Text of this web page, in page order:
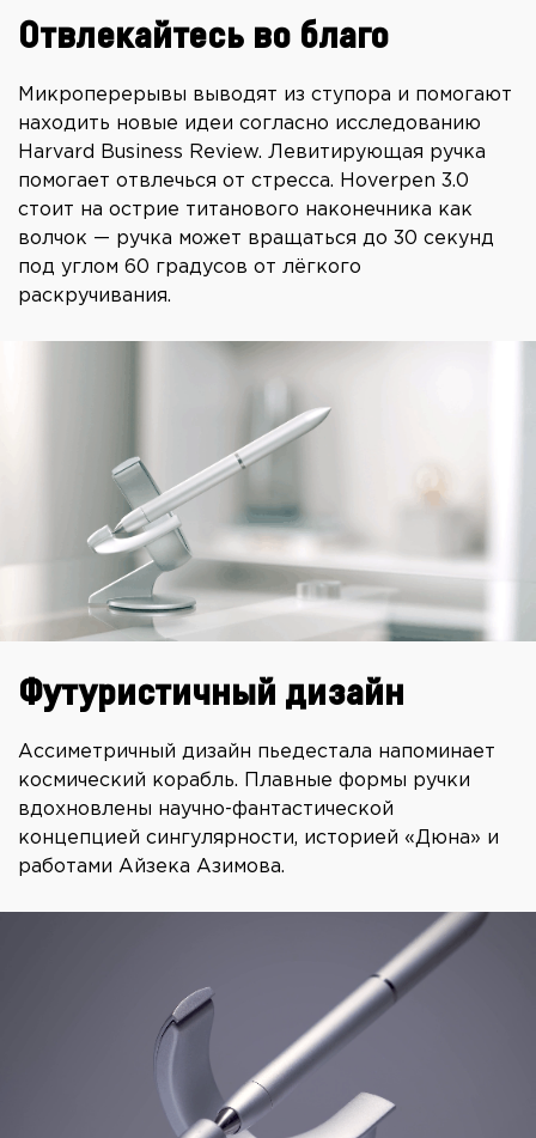
Отвлекайтесь во благо
Микроперерывы выводят из ступора и помогают
находить новые идеи согласно исследованию
Harvard Business Review. Левитирующая ручка
помогает отвлечься от стресса. Hoverpen 3.0
стоит на острие титанового наконечника как
волчок — ручка может вращаться до 30 секунд
под углом 60 градусов от лёгкого
раскручивания.
Футуристичный дизайн
Ассиметричный дизайн пьедестала напоминает
космический корабль. Плавные формы ручки
вдохновлены научно-фантастической
концепцией сингулярности, историей «Дюна» и
работами Айзека Азимова.